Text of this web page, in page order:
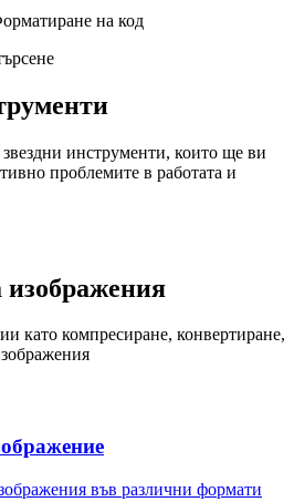
на код
инструменти, които ще ви
проблемите в работата и
като компресиране, конвертиране,
във различни формати